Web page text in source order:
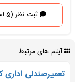
ثبت نظر (5 امتیاز)
آیتم های مرتبط
تعمیرصندلی اداری